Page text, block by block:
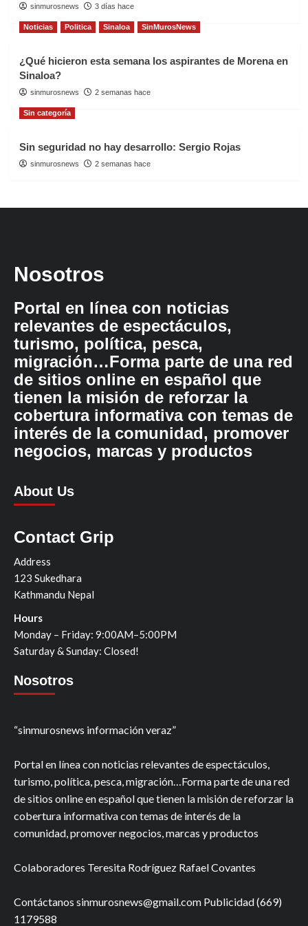
sinmurosnews 3 días hace
Noticias Politica Sinaloa SinMurosNews
¿Qué hicieron esta semana los aspirantes de Morena en
Sinaloa?
sinmurosnews 2 semanas hace
Sin categoría
Sin seguridad no hay desarrollo: Sergio Rojas
sinmurosnews 2 semanas hace
Nosotros
Portal en línea con noticias
relevantes de espectáculos,
turismo, política, pesca,
migración…Forma parte de una red
de sitios online en español que
tienen la misión de reforzar la
cobertura informativa con temas de
interés de la comunidad, promover
negocios, marcas y productos
About Us
Contact Grip
Address
123 Sukedhara
Kathmandu Nepal
Hours
Monday – Friday: 9:00AM–5:00PM
Saturday & Sunday: Closed!
Nosotros
“sinmurosnews información veraz”
Portal en línea con noticias relevantes de espectáculos,
turismo, política, pesca, migración…Forma parte de una red
de sitios online en español que tienen la misión de reforzar la
cobertura informativa con temas de interés de la
comunidad, promover negocios, marcas y productos
Colaboradores Teresita Rodríguez Rafael Covantes
Contáctanos sinmurosnews@gmail.com Publicidad (669)
1179588